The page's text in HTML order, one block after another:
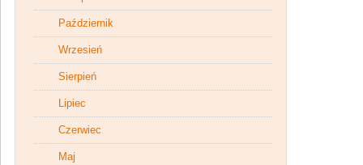
Październik
Wrzesień
Sierpień
Lipiec
Czerwiec
Maj